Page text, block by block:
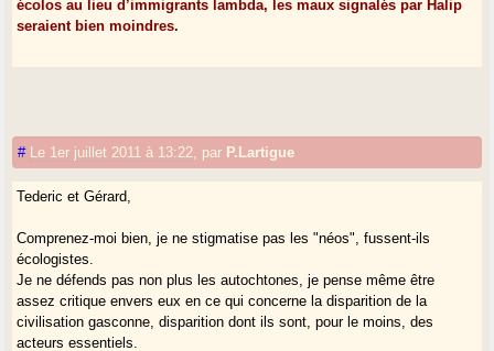
écolos au lieu d’immigrants lambda, les maux signalés par Halip
seraient bien moindres.
# Le 1er juillet 2011 à 13:22 par P.Lartigue
Tederic et Gérard,
Comprenez-moi bien, je ne stigmatise pas les "néos", fussent-ils
écologistes.
Je ne défends pas non plus les autochtones, je pense même être
assez critique envers eux en ce qui concerne la disparition de la
civilisation gasconne, disparition dont ils sont, pour le moins, des
acteurs essentiels.